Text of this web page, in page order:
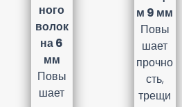
ного
волок
на 6
мм
Повы
шает
м 9 мм
Повы
шает
прочно
сть,
трещи